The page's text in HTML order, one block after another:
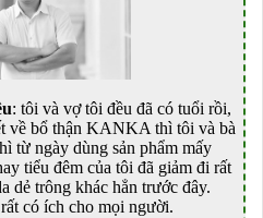
: tôi và vợ tôi đều đã có tuổi rồi,
về bổ thận KANKA thì tôi và bà
từ ngày dùng sản phẩm mấy
tiểu đêm của tôi đã giảm đi rất
dẻ trông khác hẳn trước đây.
có ích cho mọi người.